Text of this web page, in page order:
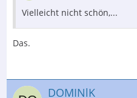
Vielleicht nicht schön,...
Das.
DOMINlK